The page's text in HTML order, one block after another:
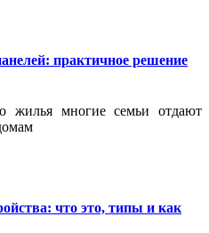
практичное решение
жилья многие семьи отдают
что это, типы и как